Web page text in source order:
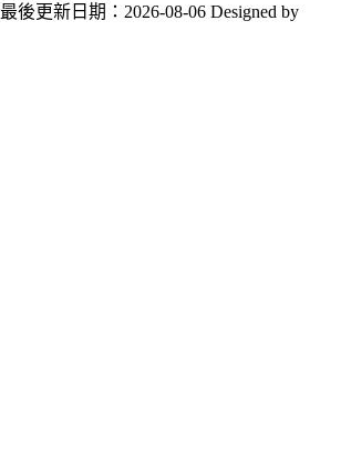
最後更新日期：2026-08-06 Designed by